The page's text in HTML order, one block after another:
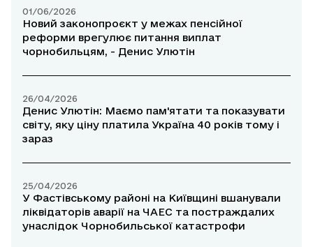
01/06/2026
Новий законопроєкт у межах пенсійної
реформи врегулює питання виплат
чорнобильцям, - Денис Улютін
26/04/2026
Денис Улютін: Маємо пам'ятати та показувати
світу, яку ціну платила Україна 40 років тому і
зараз
25/04/2026
У Фастівському районі на Київщині вшанували
ліквідаторів аварії на ЧАЕС та постраждалих
унаслідок Чорнобильської катастрофи